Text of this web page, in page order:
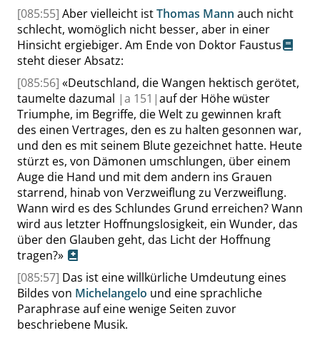
[085:55] Aber vielleicht istThomas Mann auch nicht
schlecht, womöglich nicht besser, aber in einer
Hinsicht ergiebiger. Am Ende von Doktor Faustus
steht dieser Absatz:
[085:56] «Deutschland, die Wangen hektisch gerötet,
taumelte dazumal |a 151|auf der Höhe wüster
Triumphe, im Begriffe, die Welt zu gewinnen kraft
des einen Vertrages, den es zu halten gesonnen war,
und den es mit seinem Blute gezeichnet hatte. Heute
stürzt es, von Dämonen umschlungen, über einem
Auge die Hand und mit dem andern ins Grauen
starrend, hinab von Verzweiflung zu Verzweiflung.
Wann wird es des Schlundes Grund erreichen? Wann
wird aus letzter Hoffnungslosigkeit, ein Wunder, das
über den Glauben geht, das Licht der Hoffnung
tragen?»
[085:57] Das ist eine willkürliche Umdeutung eines
Bildes von Michelangelo und eine sprachliche
Paraphrase auf eine wenige Seiten zuvor
beschriebene Musik.